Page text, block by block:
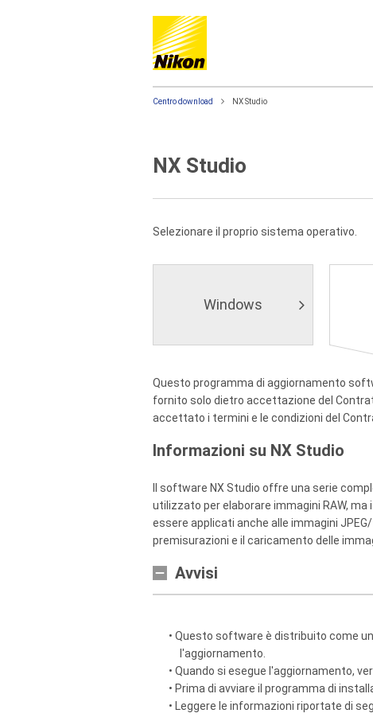
Centro download NX Studio
NX Studio
Selezionare il proprio sistema operativo.
Windows
Questo programma di aggiornamento
fornito solo dietro accettazione del
accettato i termini e le condizioni del
Informazioni su NX Studio
Il software NX Studio offre una serie
utilizzato per elaborare immagini RAW,
essere applicati anche alle immagini
premisurazioni e il caricamento delle
Avvisi
• Questo software è distribuito come
l'aggiornamento.
• Quando si esegue l'aggiornamento,
• Prima di avviare il programma di
• Leggere le informazioni riportate di